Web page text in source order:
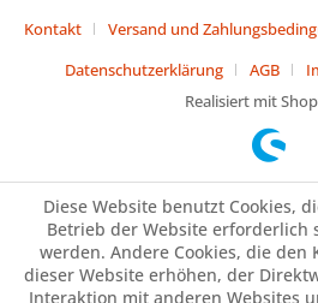
Kontakt
Versand und
Datenschutzerklärung
AGB
Realisiert mit
Diese Website benutzt Cookies,
Betrieb der Website erforderlich
werden. Andere Cookies, die den
dieser Website erhöhen, der
Interaktion mit anderen Websites